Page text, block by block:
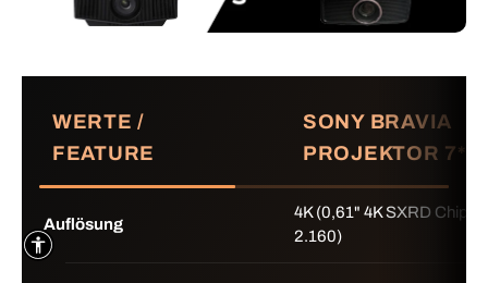
WERTE /
FEATURE
SONY BRAVIA
PROJEKTOR 7*
Auflösung
4K (0,61" 4K SXRD Chip
2.160)